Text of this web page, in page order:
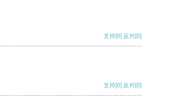
支持[0] 反对[0]
支持[0] 反对[0]